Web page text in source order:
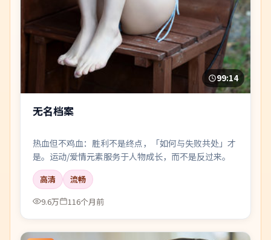
99:14
无名档案
热血但不鸡血：胜利不是终点，「如何与失败共处」才
是。运动/爱情元素服务于人物成长，而不是反过来。
高清
流畅
9.6万
116个月前